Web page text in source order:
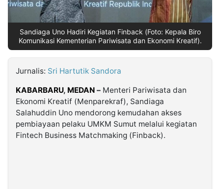
Kabarbaru.co
2026
Sandiaga Uno Hadiri Kegiatan Finback (Foto: Kepala Biro
Komunikasi Kementerian Pariwisata dan Ekonomi Kreatif).
Jurnalis: Sri Hartutik Sandora
KABARBARU, MEDAN – Menteri Pariwisata dan
Ekonomi Kreatif (Menparekraf), Sandiaga
Salahuddin Uno mendorong kemudahan akses
pembiayaan pelaku UMKM Sumut melalui kegiatan
Fintech Business Matchmaking (Finback).